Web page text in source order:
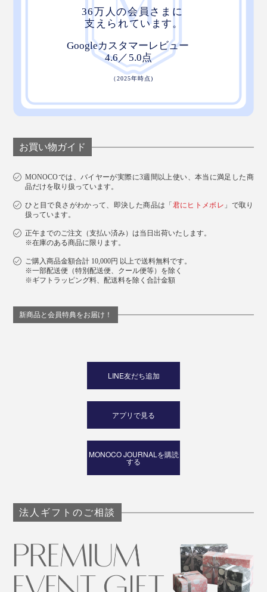
お買い物ガイド
MONOCOでは、バイヤーが実際に3週間以上使い、本当に満足した商
品だけを取り扱っています。
ひと目で良さがわかって、即決した商品は「 君にヒトメボレ 」で取り
扱っています。
正午までのご注文（支払い済み）は当日出荷いたします。
※在庫のある商品に限ります。
ご購入商品金額合計 10,000円 以上で送料無料です。
※一部配送便（特別配送便、クール便等）を除く
※ギフトラッピング料、配送料を除く合計金額
新商品と会員特典をお届け！
LINE友だち追加
アプリで見る
MONOCO JOURNALを購読
する
法人ギフトのご相談